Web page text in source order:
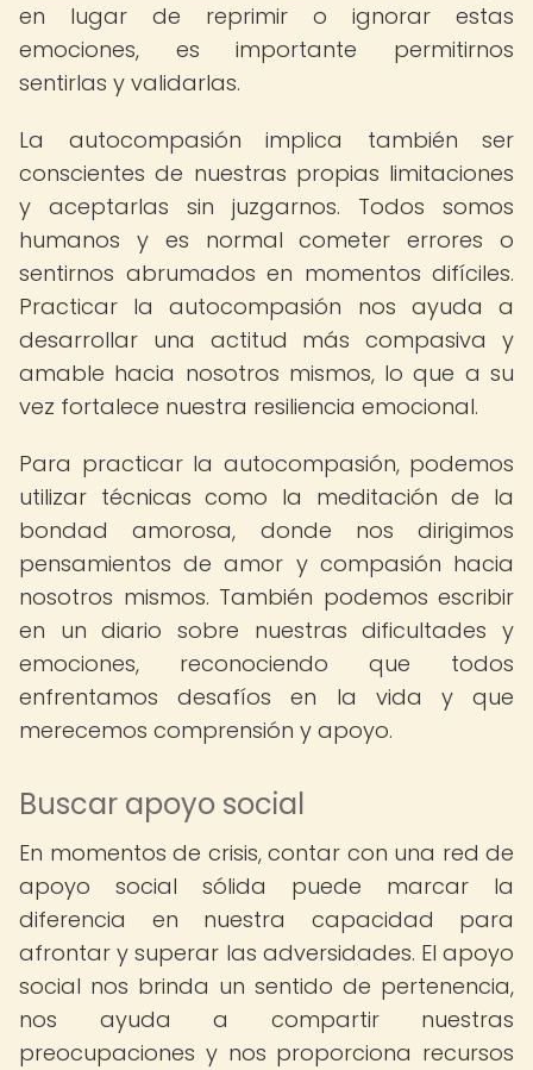
en lugar de reprimir o ignorar estas
emociones, es importante permitirnos
sentirlas y validarlas.
La autocompasión implica también ser
conscientes de nuestras propias limitaciones
y aceptarlas sin juzgarnos. Todos somos
humanos y es normal cometer errores o
sentirnos abrumados en momentos difíciles.
Practicar la autocompasión nos ayuda a
desarrollar una actitud más compasiva y
amable hacia nosotros mismos, lo que a su
vez fortalece nuestra resiliencia emocional.
Para practicar la autocompasión, podemos
utilizar técnicas como la meditación de la
bondad amorosa, donde nos dirigimos
pensamientos de amor y compasión hacia
nosotros mismos. También podemos escribir
en un diario sobre nuestras dificultades y
emociones, reconociendo que todos
enfrentamos desafíos en la vida y que
merecemos comprensión y apoyo.
Buscar apoyo social
En momentos de crisis, contar con una red de
apoyo social sólida puede marcar la
diferencia en nuestra capacidad para
afrontar y superar las adversidades. El apoyo
social nos brinda un sentido de pertenencia,
nos ayuda a compartir nuestras
preocupaciones y nos proporciona recursos